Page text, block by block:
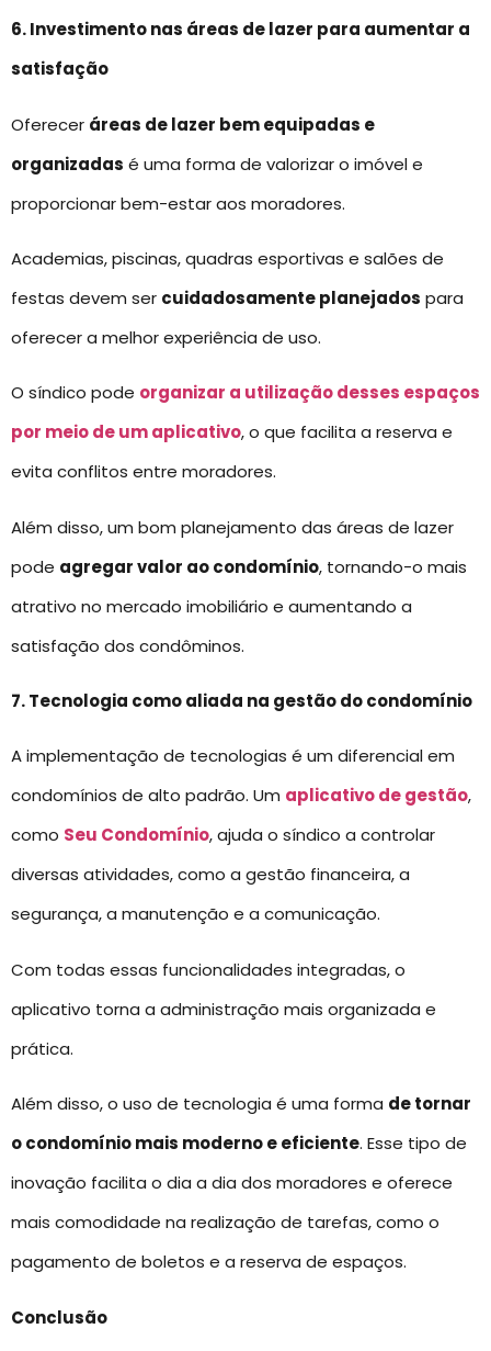
6. Investimento nas áreas de lazer para aumentar a
satisfação
Oferecer áreas de lazer bem equipadas e
organizadas é uma forma de valorizar o imóvel e
proporcionar bem-estar aos moradores.
Academias, piscinas, quadras esportivas e salões de
festas devem ser cuidadosamente planejados para
oferecer a melhor experiência de uso.
O síndico pode organizar a utilização desses espaços
por meio de um aplicativo, o que facilita a reserva e
evita conflitos entre moradores.
Além disso, um bom planejamento das áreas de lazer
pode agregar valor ao condomínio, tornando-o mais
atrativo no mercado imobiliário e aumentando a
satisfação dos condôminos.
7. Tecnologia como aliada na gestão do condomínio
A implementação de tecnologias é um diferencial em
condomínios de alto padrão. Um aplicativo de gestão,
como Seu Condomínio, ajuda o síndico a controlar
diversas atividades, como a gestão financeira, a
segurança, a manutenção e a comunicação.
Com todas essas funcionalidades integradas, o
aplicativo torna a administração mais organizada e
prática.
Além disso, o uso de tecnologia é uma forma de tornar
o condomínio mais moderno e eficiente. Esse tipo de
inovação facilita o dia a dia dos moradores e oferece
mais comodidade na realização de tarefas, como o
pagamento de boletos e a reserva de espaços.
Conclusão